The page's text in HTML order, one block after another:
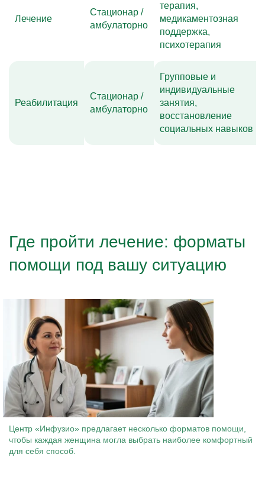
Лечение
Стационар /
амбулаторно
терапия,
медикаментозная
поддержка,
психотерапия
Реабилитация
Стационар /
амбулаторно
Групповые и
индивидуальные
занятия,
восстановление
социальных навыков
Где пройти лечение: форматы
помощи под вашу ситуацию
Центр «Инфузио» предлагает несколько форматов помощи,
чтобы каждая женщина могла выбрать наиболее комфортный
для себя способ.